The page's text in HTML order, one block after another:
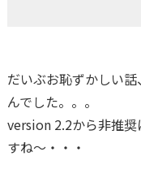
だいぶお恥ずかしい
んでした。。。
version 2.2から非推
すね〜・・・